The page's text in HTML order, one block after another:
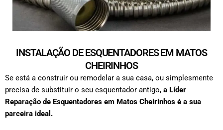
INSTALAÇÃO DE ESQUENTADORES EM MATOS
CHEIRINHOS
Se está a construir ou remodelar a sua casa, ou simplesmente
precisa de substituir o seu esquentador antigo, a Líder
Reparação de Esquentadores em Matos Cheirinhos é a sua
parceira ideal.